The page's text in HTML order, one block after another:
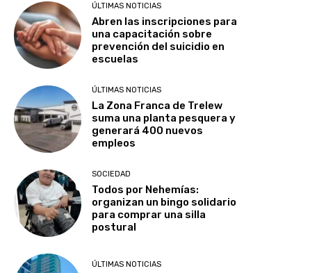
ÚLTIMAS NOTICIAS
Abren las inscripciones para
una capacitación sobre
prevención del suicidio en
escuelas
ÚLTIMAS NOTICIAS
La Zona Franca de Trelew
suma una planta pesquera y
generará 400 nuevos
empleos
SOCIEDAD
Todos por Nehemías:
organizan un bingo solidario
para comprar una silla
postural
ÚLTIMAS NOTICIAS